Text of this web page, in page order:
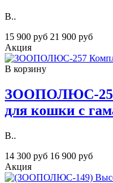
В..
15 900 руб 21 900 руб
Акция
В корзину
ЗООПОЛЮС-257
для кошки с
В..
14 300 руб 16 900 руб
Акция